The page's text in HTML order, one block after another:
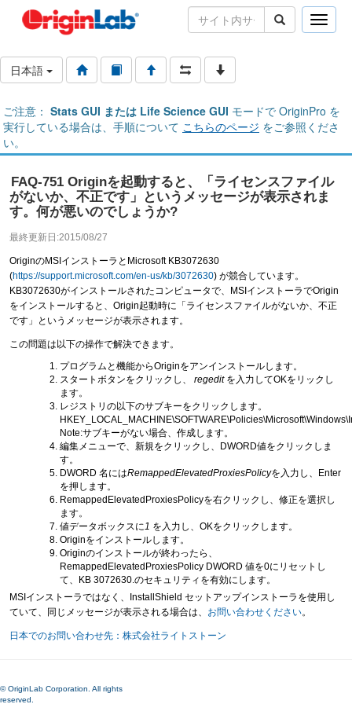
Toggle
日本語
ご注意： Stats GUI または Life Science GUI モードで OriginPro を
実行している場合は、手順について こちらのページ をご参照くださ
い。
FAQ-751 Originを起動すると、「ライセンスファイル
がないか、不正です」というメッセージが表示されま
す。何が悪いのでしょうか?
最終更新日:2015/08/27
OriginのMSIインストーラとMicrosoft KB3072630
(https://support.microsoft.com/en-us/kb/3072630) が競合しています。
KB3072630がインストールされたコンピュータで、MSIインストーラでOrigin
をインストールすると、Origin起動時に「ライセンスファイルがないか、不正
です」というメッセージが表示されます。
この問題は以下の操作で解決できます。
プログラムと機能からOriginをアンインストールします。
スタートボタンをクリックし、 regeditを入力してOKをリックし
ます。
レジストリの以下のサブキーをクリックします。
Note:サブキーがない場合、作成します。
編集メニューで、新規をクリックし、DWORD値をクリックしま
す。
DWORD 名にはRemappedElevatedProxiesPolicyを入力し、Enter
を押します。
RemappedElevatedProxiesPolicyを右クリックし、修正を選択し
ます。
値データボックスに1 を入力し、OKをクリックします。
Originをインストールします。
Originのインストールが終わったら、
RemappedElevatedProxiesPolicy DWORD 値を0にリセットし
て、KB 3072630.のセキュリティを有効にします。
MSIインストーラではなく、InstallShield セットアップインストーラを使用し
ていて、同じメッセージが表示される場合は、 お問い合わせください。
日本でのお問い合わせ先：株式会社ライトストーン
© OriginLab Corporation. All rights
reserved.